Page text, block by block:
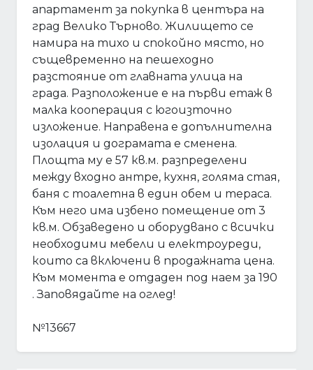
апартамент за покупка в центъра на
град Велико Търново. Жилището се
намира на тихо и спокойно място, но
същевременно на пешеходно
разстояние от главната улица на
града. Разположение е на първи етаж в
малка кооперация с югоизточно
изложение. Направена е допълнителна
изолация и дограмата е сменена.
Площта му е 57 кв.м. разпределени
между входно антре, кухня, голяма стая,
баня с тоалетна в един обем и тераса.
Към него има избено помещение от 3
кв.м. Обзаведено и оборудвано с всички
необходими мебели и електроуреди,
които са включени в продажната цена.
Към момента е отдаден под наем за 190
. Заповядайте на оглед!
№13667